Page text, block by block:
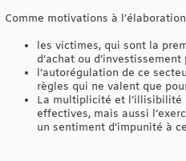
Comme motivations à
les victimes, qui sont la
d’achat ou
l’autorégulation de ce
règles qui ne valent que
La multiplicité et l’illisibilité
effectives, mais aussi
un sentiment d’impunité à